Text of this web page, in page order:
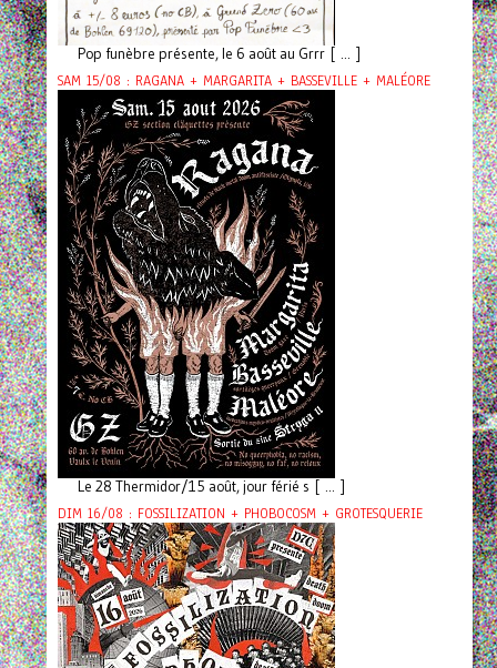
Pop funèbre présente, le 6 août au Grrr [ ... ]
SAM 15/08 : RAGANA + MARGARITA + BASSEVILLE + MALÉORE
Le 28 Thermidor/15 août, jour férié s [ ... ]
DIM 16/08 : FOSSILIZATION + PHOBOCOSM + GROTESQUERIE